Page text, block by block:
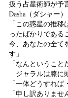
扱う占星術師が予
Dasha（ダシャー
「この惑星の推移
ったばかりである
今、あなたの全て
す」
「なんということ
ジャラルは膝に
「一体どうすれば
「申し訳ありま